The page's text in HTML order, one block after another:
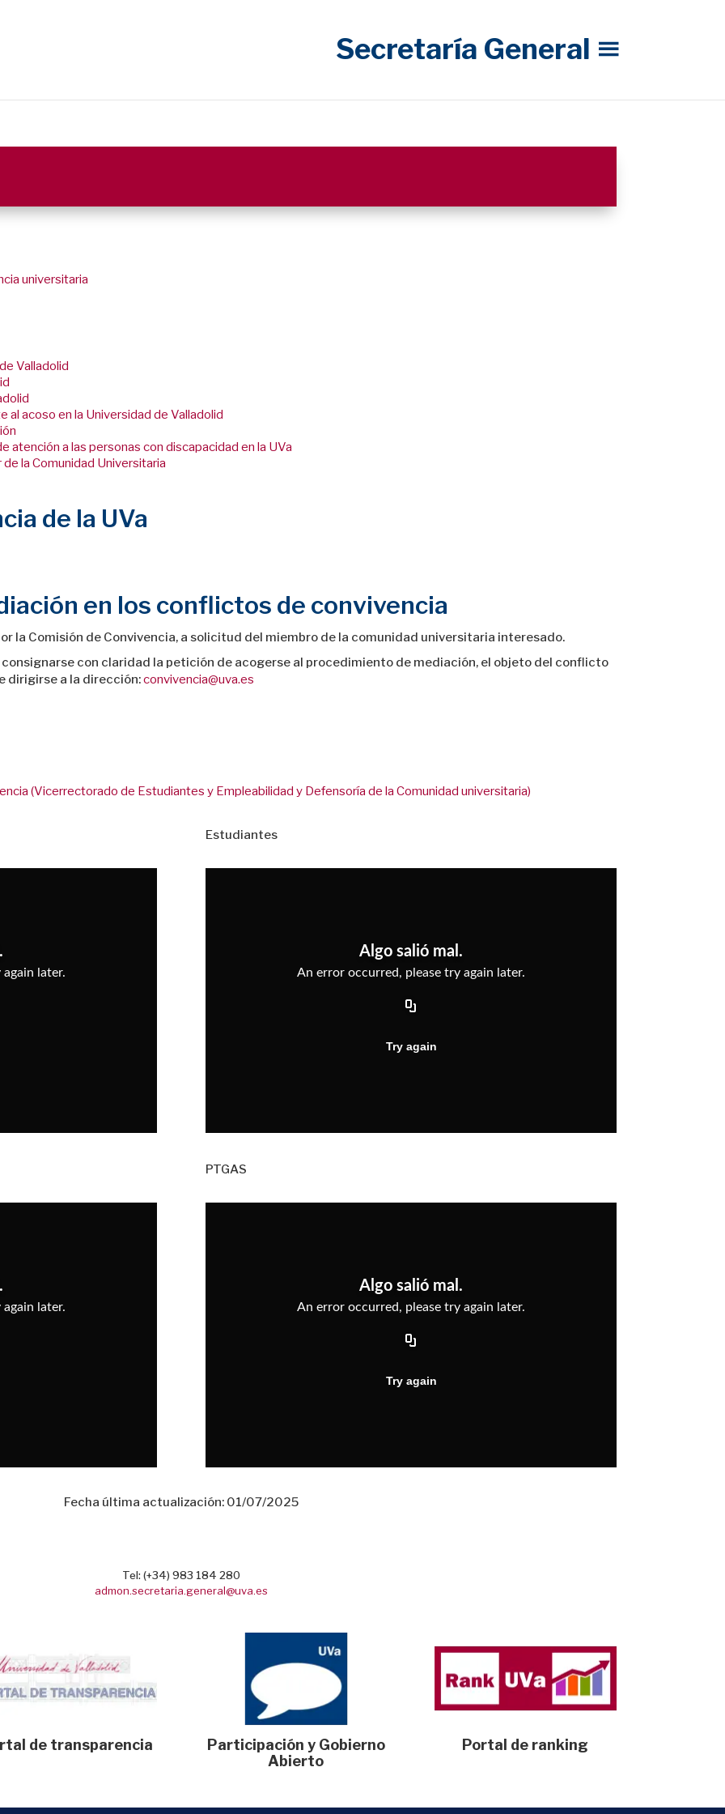
Secretaría General
universitaria
Valladolid
acoso en la Universidad de Valladolid
atención a las personas con discapacidad en la UVa
la Comunidad Universitaria
de la UVa
en los conflictos de convivencia
la Comisión de Convivencia, a solicitud del miembro de la comunidad universitaria interesado.
con claridad la petición de acogerse al procedimiento de mediación, el objeto del conflicto
dirigirse a la dirección:convivencia@uva.es
(Vicerrectorado de Estudiantes y Empleabilidad y Defensoría de la Comunidad universitaria)
Estudiantes
PTGAS
Fecha última actualización: 01/07/2025
Tel: (+34) 983 184 280
admon.secretaria.general@uva.es
de transparencia
Participación y Gobierno
Abierto
Portal de ranking